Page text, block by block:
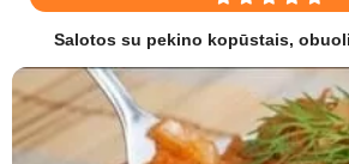
Salotos su pekino kopūstais,